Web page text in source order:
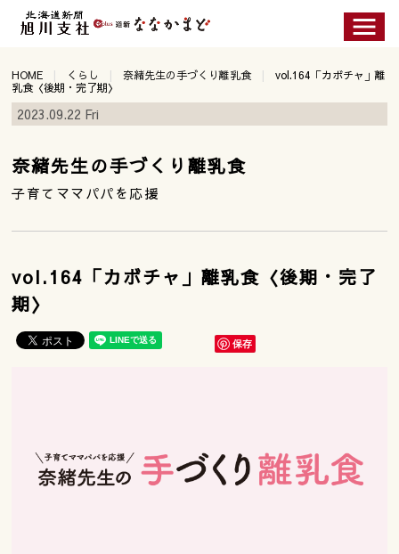
HOME くらし 奈緒先生の手づくり離乳食
vol.164「カボチャ」離
乳食〈後期・完了期〉
2023.09.22 Fri
奈緒先生の手づくり離乳食
子育てママパパを応援
vol.164「カボチャ」離乳食〈後期・完了
期〉
保存